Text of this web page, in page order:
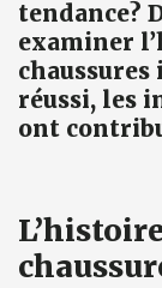
tendance?
examiner
réussi, les
ont